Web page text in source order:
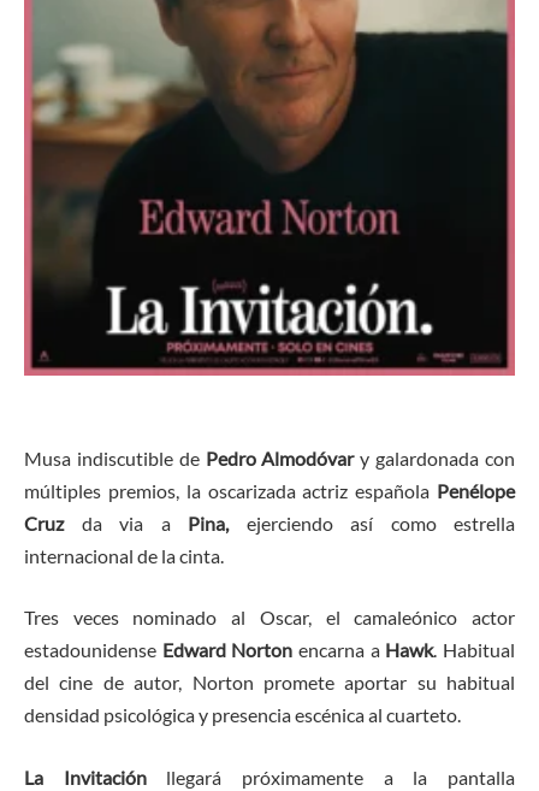
Musa indiscutible de Pedro Almodóvary galardonada con
múltiples premios, la oscarizada actriz española ​ Penélope
Cruzda via a Pina, ejerciendo así como estrella
internacional de la cinta.
​Tres veces nominado al Oscar, el camaleónico actor
estadounidense Edward Norton encarna a Hawk. Habitual
del cine de autor, Norton promete aportar su habitual
densidad psicológica y presencia escénica al cuarteto.
​La Invitaciónllegará próximamente a la pantalla